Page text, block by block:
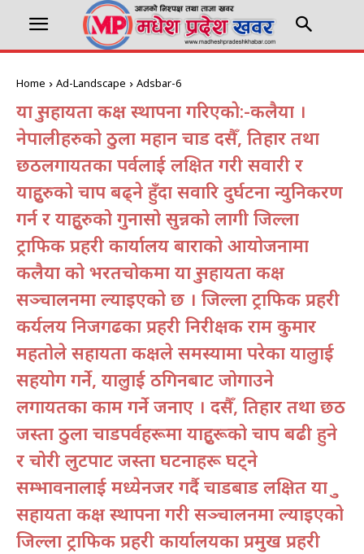
Home Ad-Landscape Adsbar-6
यात्रु सहायता कक्ष स्थापना गरिएकाे:-कलैया ।
नेपालीहरुको ठुला महान चाड दसैँ, तिहार तथा
छठलगायतका पर्वलाई लक्षित गरी सवारी र
यात्रुहरुको चाप बढ्ने हुँदा सवारि दुर्घटना न्युनिकरण
गर्न र यात्रुहरुको गुनासो सुन्नको लागी जिल्ला
ट्राफिक प्रहरी कार्यालय बाराको आयोजनामा
कलैया को भरतचोकमा यात्रु सहायता कक्ष
सञ्चालनमा ल्याइएको छ । जिल्ला ट्राफिक प्रहरी
कर्यलय निजगढका प्रहरी निरीक्षक राम कुमार
महतोले सहायता कक्षले समस्यामा परेका यात्रुलाई
सहयोग गर्ने, यात्रुलाई ठगिनबाट जोगाउने
लगायतका काम गर्ने जनाए । दसैँ, तिहार तथा छठ
जस्ता ठुला चाडपर्वहरूमा यात्रुहरूको चाप बढी हुने
र चोरी लुटपाट जस्ता घटनाहरू घट्ने
सम्भावनालाई मध्येनजर गर्दै चाडबाड लक्षित यात्रु
सहायता कक्ष स्थापना गरी सञ्चालनमा ल्याइएको
जिल्ला ट्राफिक प्रहरी कार्यालयका प्रमुख प्रहरी